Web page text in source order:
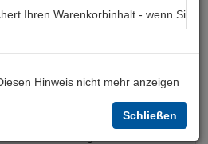
Ihren Warenkorbinhalt - wenn Sie
Hinweis nicht mehr anzeigen
Schließen